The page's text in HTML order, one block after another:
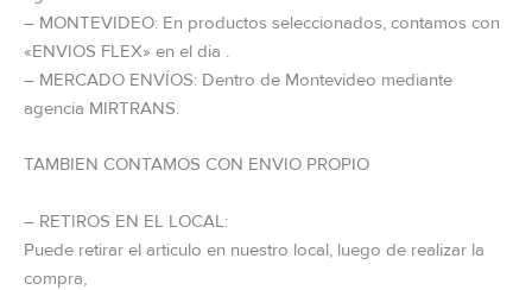
– MONTEVIDEO: En productos seleccionados, contamos con
«ENVIOS FLEX» en el dia .
– MERCADO ENVÍOS: Dentro de Montevideo mediante
agencia MIRTRANS.
TAMBIEN CONTAMOS CON ENVIO PROPIO
– RETIROS EN EL LOCAL:
Puede retirar el articulo en nuestro local, luego de realizar la
compra,